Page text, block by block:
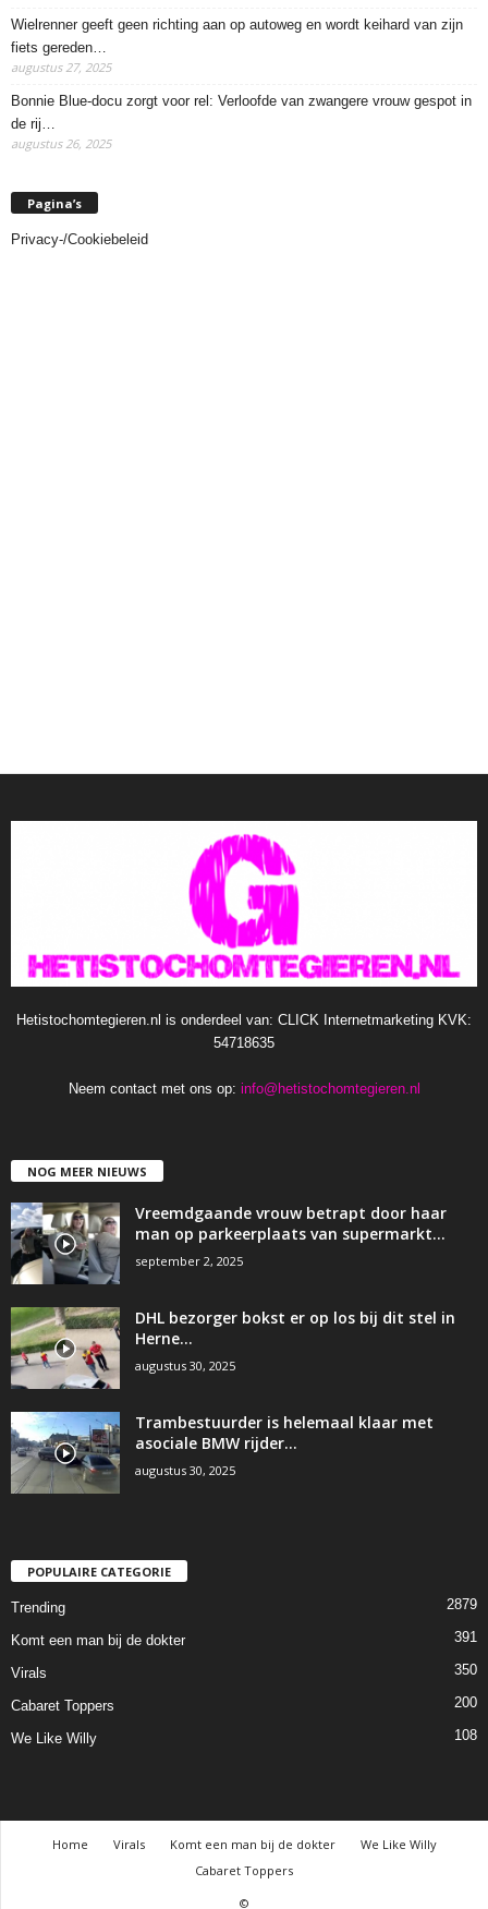
Wielrenner geeft geen richting aan op autoweg en wordt keihard van zijn
fiets gereden…
augustus 27, 2025
Bonnie Blue-docu zorgt voor rel: Verloofde van zwangere vrouw gespot in
de rij…
augustus 26, 2025
Pagina’s
Privacy-/Cookiebeleid
Hetistochomtegieren.nl is onderdeel van: CLICK Internetmarketing KVK:
54718635
Neem contact met ons op: info@hetistochomtegieren.nl
NOG MEER NIEUWS
Vreemdgaande vrouw betrapt door haar
man op parkeerplaats van supermarkt…
september 2, 2025
DHL bezorger bokst er op los bij dit stel in
Herne…
augustus 30, 2025
Trambestuurder is helemaal klaar met
asociale BMW rijder…
augustus 30, 2025
POPULAIRE CATEGORIE
Trending 2879
Komt een man bij de dokter 391
Virals 350
Cabaret Toppers 200
We Like Willy 108
Home Virals Komt een man bij de dokter
We Like Willy
Cabaret Toppers
©